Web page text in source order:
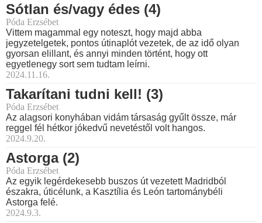
Sótlan és/vagy édes (4)
Póda Erzsébet
Vittem magammal egy noteszt, hogy majd abba
jegyzetelgetek, pontos útinaplót vezetek, de az idő olyan
gyorsan elillant, és annyi minden történt, hogy ott
egyetlenegy sort sem tudtam leírni.
2024.11.16.
Takarítani tudni kell! (3)
Póda Erzsébet
Az alagsori konyhában vidám társaság gyűlt össze, már
reggel fél hétkor jókedvű nevetéstől volt hangos.
2024.9.20.
Astorga (2)
Póda Erzsébet
Az egyik legérdekesebb buszos út vezetett Madridból
északra, úticélunk, a Kasztília és León tartománybéli
Astorga felé.
2024.9.3.